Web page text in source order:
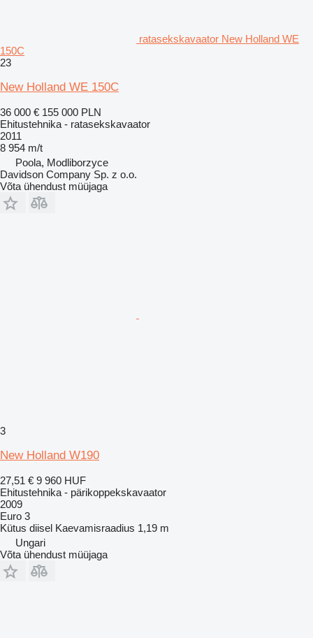
ratasekskavaator New Holland WE
150C
23
New Holland WE 150C
36 000 € 155 000 PLN
Ehitustehnika - ratasekskavaator
2011
8 954 m/t
Poola, Modliborzyce
Davidson Company Sp. z o.o.
Võta ühendust müüjaga
3
New Holland W190
27,51 € 9 960 HUF
Ehitustehnika - pärikoppekskavaator
2009
Euro 3
Kütus diisel Kaevamisraadius 1,19 m
Ungari
Võta ühendust müüjaga